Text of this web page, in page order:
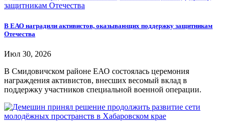
В ЕАО наградили активистов, оказывающих поддержку защитникам
Отечества
Июл 30, 2026
В Смидовичском районе ЕАО состоялась церемония
награждения активистов, внесших весомый вклад в
поддержку участников специальной военной операции.